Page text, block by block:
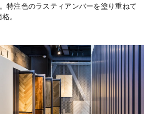
特注色のラスティアンバーを塗り重ねて
。